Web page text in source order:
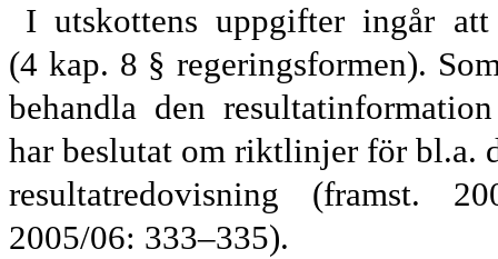
I utskottens uppgifter ingår
(4 kap. 8 § regeringsformen).
behandla den
har beslutat om riktlinjer för bl.a.
resultatredovisning (framst.
2005/06: 333–335).